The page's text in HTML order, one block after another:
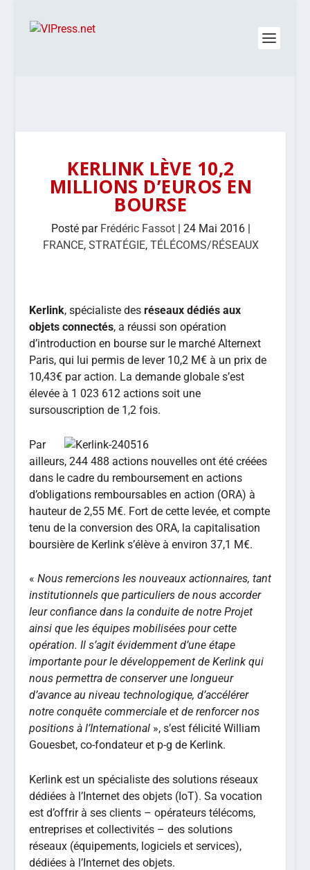
KERLINK LÈVE 10,2
MILLIONS D’EUROS EN
BOURSE
Posté par Frédéric Fassot| 24 Mai 2016|
FRANCE, STRATÉGIE, TÉLÉCOMS/RÉSEAUX
Kerlink, spécialiste desréseaux dédiés aux
objets connectés, a réussi son opération
d’introduction en bourse sur le marché Alternext
Paris, qui lui permis de lever 10,2 M€ à un prix de
10,43€ par action. La demande globale s’est
élevée à 1 023 612 actions soit une
sursouscription de 1,2 fois.
Par
ailleurs, 244 488 actions nouvelles ont été créées
dans le cadre du remboursement en actions
d’obligations remboursables en action (ORA) à
hauteur de 2,55 M€. Fort de cette levée, et compte
tenu de la conversion des ORA, la capitalisation
boursière de Kerlink s’élève à environ 37,1 M€.
«Nous remercions les nouveaux actionnaires, tant
institutionnels que particuliers de nous accorder
leur confiance dans la conduite de notre Projet
ainsi que les équipes mobilisées pour cette
opération. Il s’agit évidemment d’une étape
importante pour le développement de Kerlink qui
nous permettra de conserver une longueur
d’avance au niveau technologique, d’accélérer
notre conquête commerciale et de renforcer nos
positions à l’International », s’est félicité William
Gouesbet, co-fondateur et p-g de Kerlink.
Kerlink est un spécialiste des solutions réseaux
dédiées à l’Internet des objets (IoT). Sa vocation
est d’offrir à ses clients – opérateurs télécoms,
entreprises et collectivités – des solutions
réseaux (équipements, logiciels et services),
dédiées à l’Internet des objets.